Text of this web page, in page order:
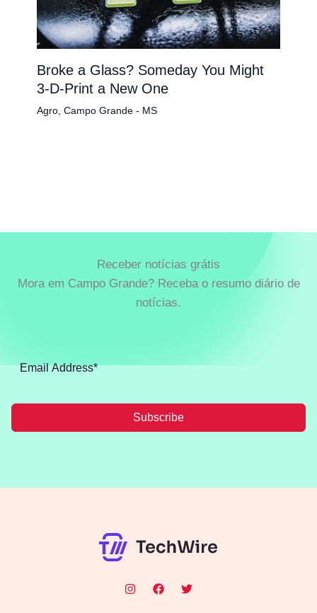
Broke a Glass? Someday You Might
3-D-Print a New One
Agro, Campo Grande - MS
Receber notícias grátis
Mora em Campo Grande? Receba o resumo diário de
notícias.
Subscribe